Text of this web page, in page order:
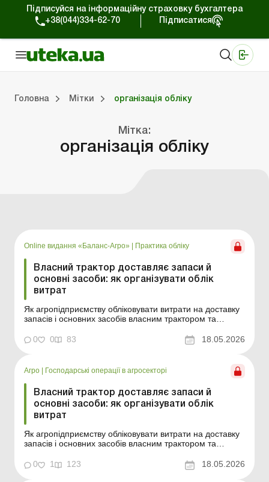
Підписуйся на інформаційну страховку бухгалтера
+38(044)334-62-70
Підписатися
Головна Мітки організація обліку
Мітка:
організація обліку
Online видання «Баланс-Агро» Практика обліку
Власний трактор доставляє запаси й
основні засоби: як організувати облік
витрат
Як агропідприємству обліковувати витрати на доставку
запасів і основних засобів власним трактором та
фактичної наприкінці року. Баланс-Агро № 20 від 19
травня 2026 року У сільськогосподарських підприємств,
0 0 83 18.05.2026
Агро Господарські операції в агросекторі
Власний трактор доставляє запаси й
основні засоби: як організувати облік
витрат
Як агропідприємству обліковувати витрати на доставку
запасів і основних засобів власним трактором та
фактичної наприкінці року. У сільськогосподарських
підприємств, які використовують власний тракторний
0 1 123 18.05.2026